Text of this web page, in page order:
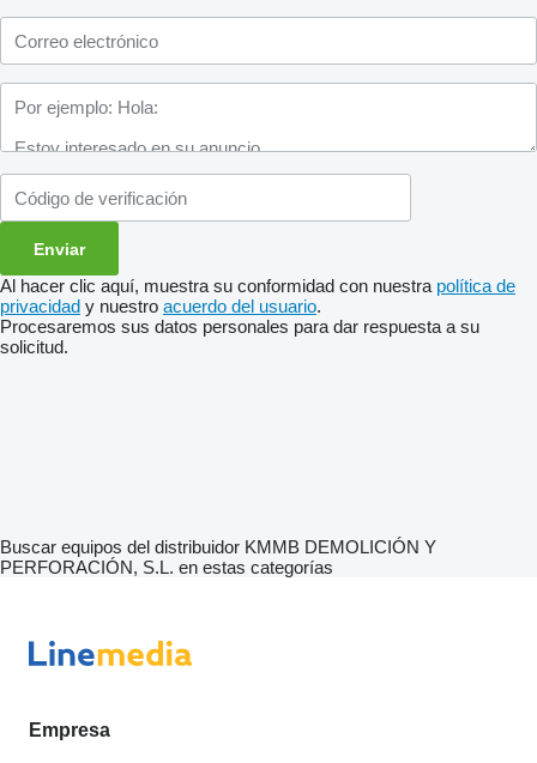
Al hacer clic aquí, muestra su conformidad con nuestra política de
privacidad y nuestro acuerdo del usuario.
Procesaremos sus datos personales para dar respuesta a su
solicitud.
Buscar equipos del distribuidor KMMB DEMOLICIÓN Y
PERFORACIÓN, S.L. en estas categorías
Empresa